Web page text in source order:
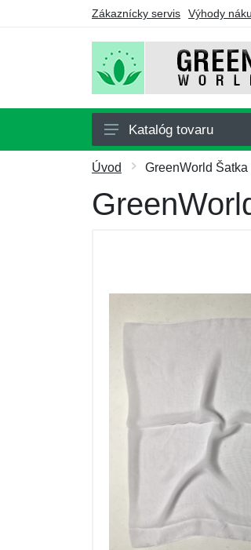
Zákaznícky servis Výhody
Doplnky stravy
Nápoje
Výhodné balíčky
Katalóg tovaru
Úvod GreenWorld